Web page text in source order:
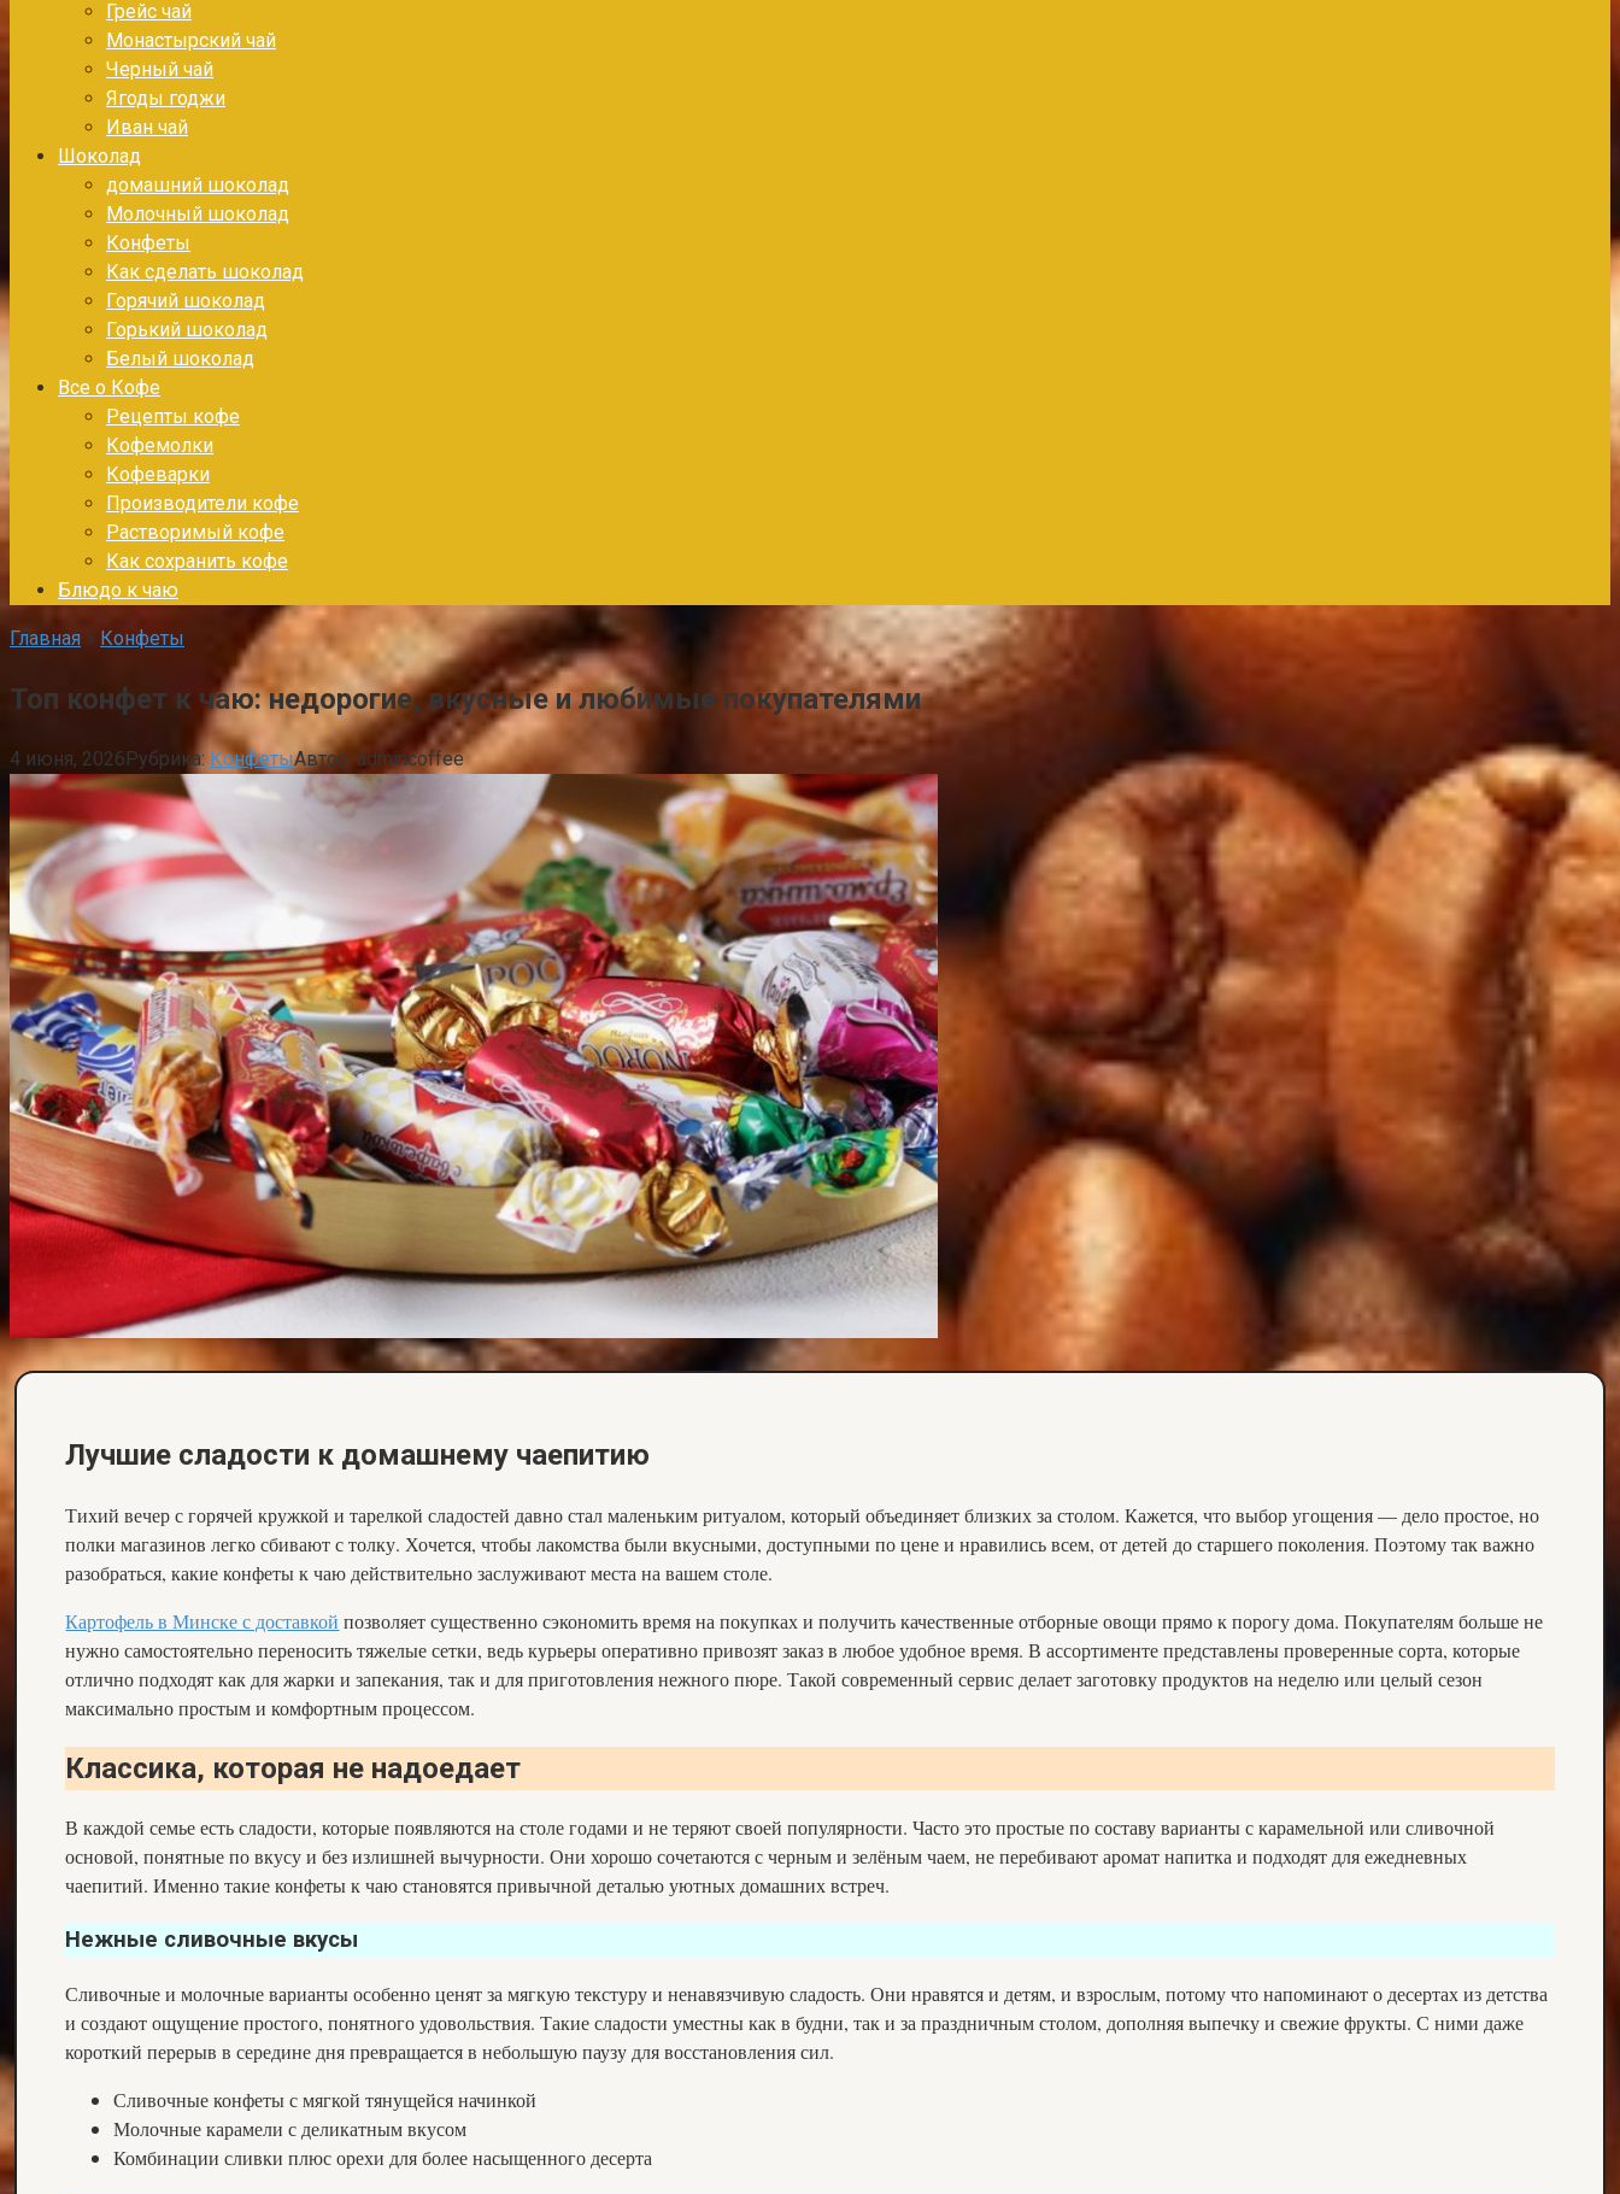
Грейс чай
Монастырский чай
Черный чай
Ягоды годжи
Иван чай
Шоколад
домашний шоколад
Молочный шоколад
Конфеты
Как сделать шоколад
Горячий шоколад
Горький шоколад
Белый шоколад
Все о Кофе
Рецепты кофе
Кофемолки
Кофеварки
Производители кофе
Растворимый кофе
Как сохранить кофе
Блюдо к чаю
Главная » Конфеты
Топ конфет к чаю: недорогие, вкусные и любимые покупателями
4 июня, 2026Рубрика: КонфетыАвтор: admincoffee
Лучшие сладости к домашнему чаепитию
Тихий вечер с горячей кружкой и тарелкой сладостей давно стал маленьким ритуалом, который объединяет близких за столом. Кажется, что выбор угощения — дело простое, но
полки магазинов легко сбивают с толку. Хочется, чтобы лакомства были вкусными, доступными по цене и нравились всем, от детей до старшего поколения. Поэтому так важно
разобраться, какие конфеты к чаю действительно заслуживают места на вашем столе.
Картофель в Минске с доставкой позволяет существенно сэкономить время на покупках и получить качественные отборные овощи прямо к порогу дома. Покупателям больше не
нужно самостоятельно переносить тяжелые сетки, ведь курьеры оперативно привозят заказ в любое удобное время. В ассортименте представлены проверенные сорта, которые
отлично подходят как для жарки и запекания, так и для приготовления нежного пюре. Такой современный сервис делает заготовку продуктов на неделю или целый сезон
максимально простым и комфортным процессом.
Классика, которая не надоедает
В каждой семье есть сладости, которые появляются на столе годами и не теряют своей популярности. Часто это простые по составу варианты с карамельной или сливочной
основой, понятные по вкусу и без излишней вычурности. Они хорошо сочетаются с черным и зелёным чаем, не перебивают аромат напитка и подходят для ежедневных
чаепитий. Именно такие конфеты к чаю становятся привычной деталью уютных домашних встреч.
Нежные сливочные вкусы
Сливочные и молочные варианты особенно ценят за мягкую текстуру и ненавязчивую сладость. Они нравятся и детям, и взрослым, потому что напоминают о десертах из детства
и создают ощущение простого, понятного удовольствия. Такие сладости уместны как в будни, так и за праздничным столом, дополняя выпечку и свежие фрукты. С ними даже
короткий перерыв в середине дня превращается в небольшую паузу для восстановления сил.
Сливочные конфеты с мягкой тянущейся начинкой
Молочные карамели с деликатным вкусом
Комбинации сливки плюс орехи для более насыщенного десерта